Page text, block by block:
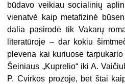
būdavo veikiau socialinių
vienatvė kaip metafizinė
dalia pasirodė tik Vakarų
literatūroje – dar kokiu
plevena kai kuriuose
Šeiniaus „Kuprelio“ iki A.
P. Cvirkos prozoje, bet štai